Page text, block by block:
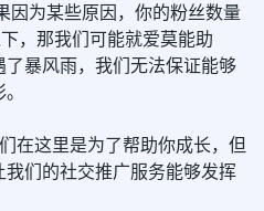
因为某些原因，你的粉丝数量
，那我们可能就爱莫能助
暴风雨，我们无法保证能够
在这里是为了帮助你成长，但
们的社交推广服务能够发挥